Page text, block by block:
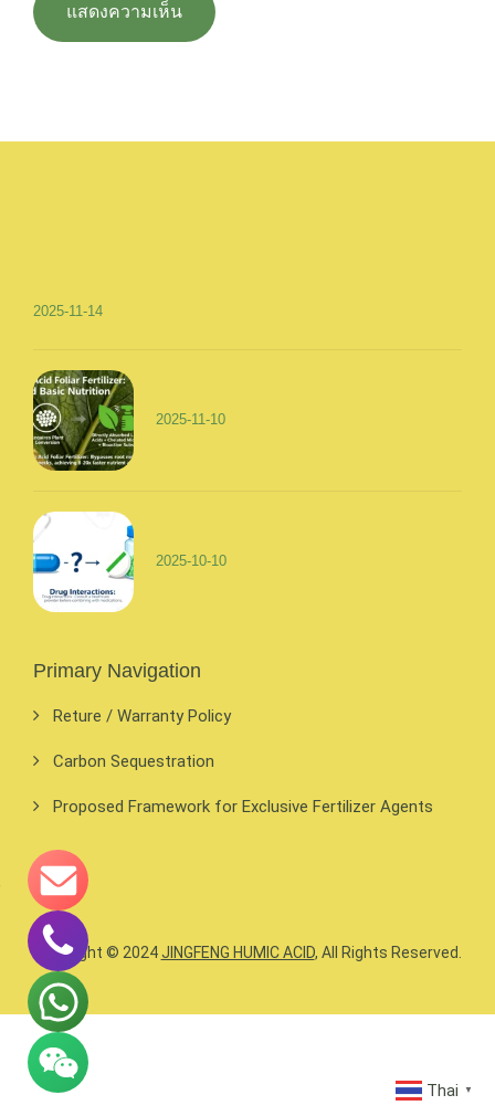
2025-11-14
2025-11-10
2025-10-10
Primary Navigation
Reture / Warranty Policy
Carbon Sequestration
Proposed Framework for Exclusive Fertilizer Agents
Copyright © 2024 JINGFENG HUMIC ACID, All Rights Reserved.
Thai ▼